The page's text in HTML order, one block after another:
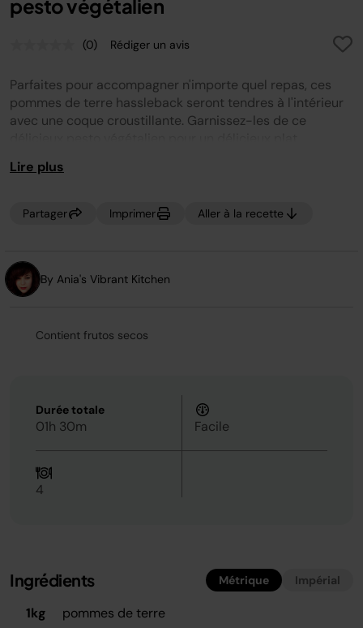
pesto végétalien
Aucune
notation.
Lien
sur
la
(0) Rédiger un avis
Parfaites pour accompagner n'importe quel repas, ces
pommes de terre hassleback seront tendres à l'intérieur
avec une coque croustillante. Garnissez-les de ce
Lire plus
Partager Imprimer Aller à la recette
By Ania's Vibrant Kitchen
Contient frutos secos
Durée totale
01h 30m Facile
4
Ingrédients Métrique Impérial
1kg
pommes de terre